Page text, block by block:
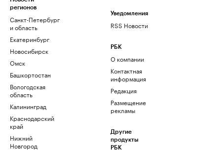
регионов
Санкт-Петербург
и область
Екатеринбург
Новосибирск
Омск
Башкортостан
Вологодская
область
Калининград
Краснодарский
край
Нижний
Новгород
Уведомления
RSS Новости
РБК
О компании
Контактная
информация
Редакция
Размещение
рекламы
Другие
продукты
РБК